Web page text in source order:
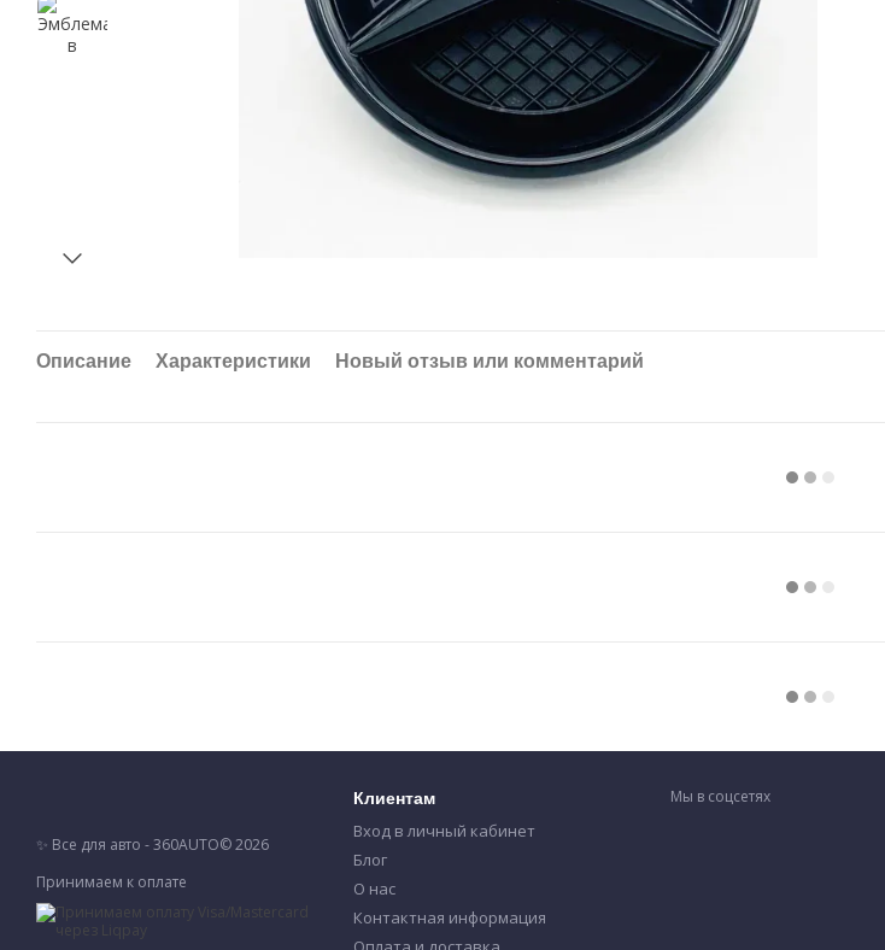
Описание Характеристики Новый отзыв или комментарий
✨ Все для авто - 360AUTO© 2026
Принимаем к оплате
Клиентам
Вход в личный кабинет
Блог
О нас
Контактная информация
Мы в соцсетях